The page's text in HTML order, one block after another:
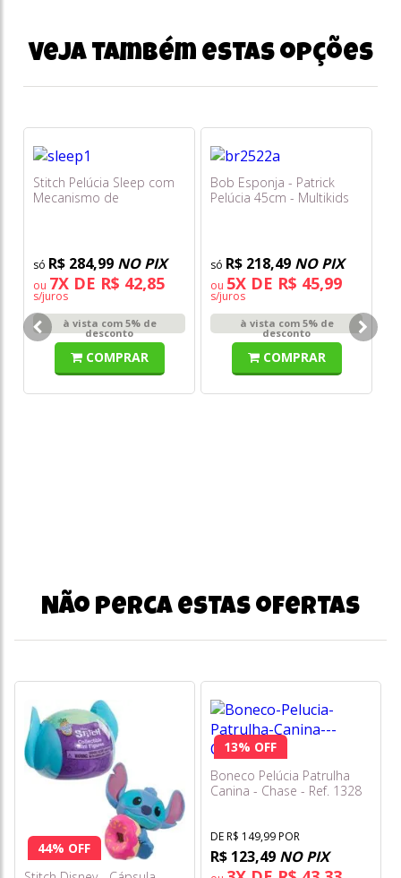
Veja também estas opções
Stitch Pelúcia Sleep com
Mecanismo de
R$ 284,99 NO PIX
ou 7X DE R$ 42,85
s/juros
à vista com 5% de
desconto
COMPRAR
Bob Esponja - Patrick
Pelúcia 45cm - Multikids
R$ 218,49 NO PIX
ou 5X DE R$ 45,99
s/juros
à vista com 5% de
desconto
COMPRAR
Não perca estas ofertas
44% OFF
13% OFF
Boneco Pelúcia Patrulha
Canina - Chase - Ref. 1328
DE R$ 149,99 POR
R$ 123,49 NO PIX